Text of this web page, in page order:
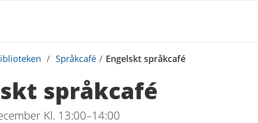
/ Språkcafé / Engelskt språkcafé
språkcafé
Kl. 13:00–14:00